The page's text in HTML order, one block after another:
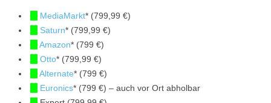
MediaMarkt* (799,99 €)
Saturn* (799,99 €)
Amazon* (799 €)
Otto* (799,99 €)
Alternate* (799 €)
Euronics* (799 €) – auch vor Ort abholbar